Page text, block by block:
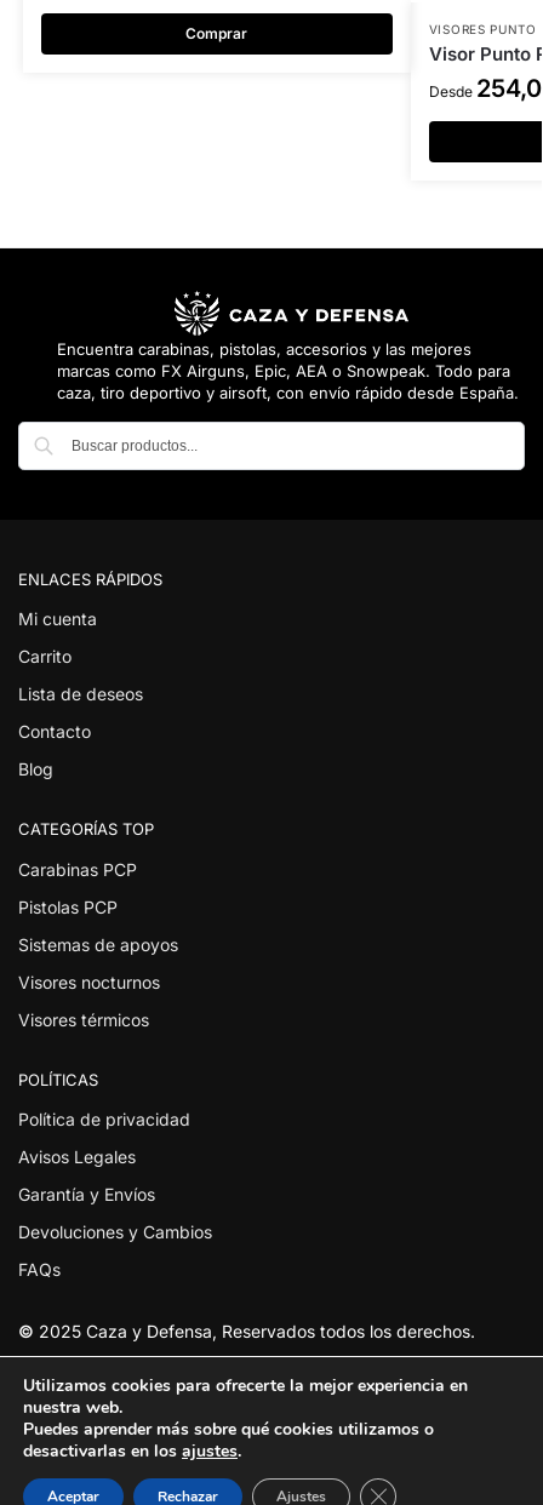
Comprar VISORES PUNTO
Visor Punto
Desde
Encuentra carabinas, pistolas, accesorios y las mejores
marcas como FX Airguns, Epic, AEA o Snowpeak. Todo para
caza, tiro deportivo y airsoft, con envío rápido desde España.
ENLACES RÁPIDOS
Mi cuenta
Carrito
Lista de deseos
Contacto
Blog
CATEGORÍAS TOP
Carabinas PCP
Pistolas PCP
Sistemas de apoyos
Visores nocturnos
Visores térmicos
POLÍTICAS
Política de privacidad
Avisos Legales
Garantía y Envíos
Devoluciones y Cambios
FAQs
© 2025 Caza y Defensa, Reservados todos los derechos.
Utilizamos cookies para ofrecerte la mejor experiencia en
nuestra web.
Puedes aprender más sobre qué cookies utilizamos o
desactivarlas en los ajustes.
Aceptar Rechazar Ajustes Cerrar el banner de